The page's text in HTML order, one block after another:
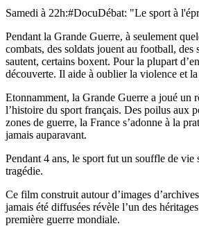
Samedi à 22h:#DocuDébat: "Le sport à
Pendant la Grande Guerre, à seulement
combats, des soldats jouent au football, des
sautent, certains boxent. Pour la plupart
découverte. Il aide à oublier la violence et
Etonnamment, la Grande Guerre a joué un
l’histoire du sport français. Des poilus aux
zones de guerre, la France s’adonne à la
jamais auparavant.
Pendant 4 ans, le sport fut un souffle de vie
tragédie.
Ce film construit autour d’images
jamais été diffusées révèle l’un des
première guerre mondiale.